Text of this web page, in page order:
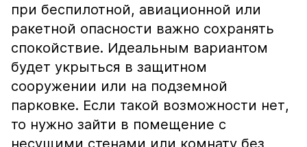
при беспилотной, авиационной или
ракетной опасности важно сохранять
спокойствие. Идеальным вариантом
будет укрыться в защитном
сооружении или на подземной
парковке. Если такой возможности нет,
то нужно зайти в помещение с
несущими стенами или комнату без